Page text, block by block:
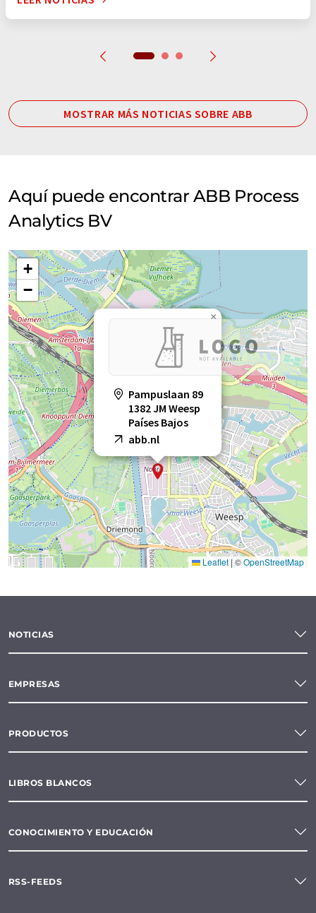
MOSTRAR MÁS NOTICIAS SOBRE ABB
Aquí puede encontrar ABB Process
Analytics BV
Pampuslaan 89
1382 JM Weesp
Países Bajos
abb.nl
×
+
−
Leaflet |©OpenStreetMap
NOTICIAS
EMPRESAS
PRODUCTOS
LIBROS BLANCOS
CONOCIMIENTO Y EDUCACIÓN
RSS-FEEDS